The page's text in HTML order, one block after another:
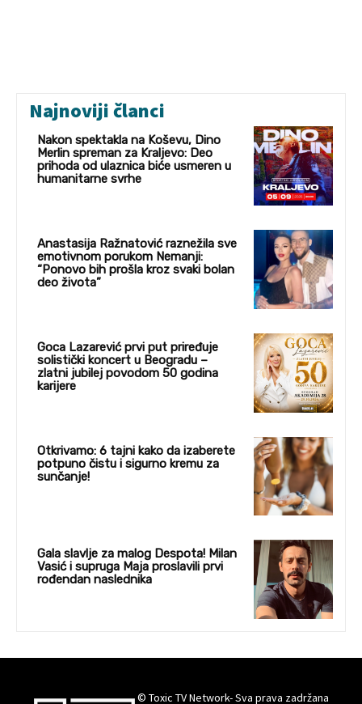
Najnoviji članci
Nakon spektakla na Koševu, Dino
Merlin spreman za Kraljevo: Deo
prihoda od ulaznica biće usmeren u
humanitarne svrhe
Anastasija Ražnatović raznežila sve
emotivnom porukom Nemanji:
“Ponovo bih prošla kroz svaki bolan
deo života”
Goca Lazarević prvi put priređuje
solistički koncert u Beogradu –
zlatni jubilej povodom 50 godina
karijere
Otkrivamo: 6 tajni kako da izaberete
potpuno čistu i sigurno kremu za
sunčanje!
Gala slavlje za malog Despota! Milan
Vasić i supruga Maja proslavili prvi
rođendan naslednika
© Toxic TV Network- Sva prava zadržana